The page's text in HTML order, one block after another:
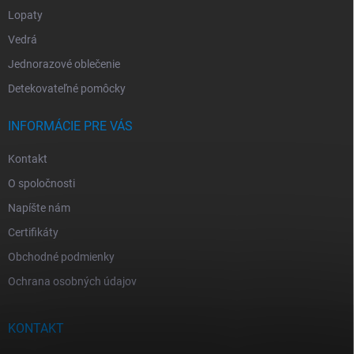
Lopaty
Vedrá
Jednorazové oblečenie
Detekovateľné pomôcky
INFORMÁCIE PRE VÁS
Kontakt
O spoločnosti
Napíšte nám
Certifikáty
Obchodné podmienky
Ochrana osobných údajov
KONTAKT